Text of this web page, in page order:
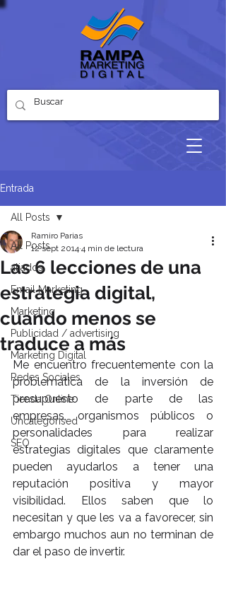
Entrada
All Posts
aliados
Email Marketing
Marketing
Publicidad / advertising
Marketing Digital
Redes Sociales
Tienda Online
Uncategorised
SEO
All Posts
Las 6 lecciones de una
estrategia digital,
cuando menos se
traduce a más
Ramiro Parias
12 sept 2014 4 min de lectura
Me encuentro frecuentemente con la
problemática de la inversión de
presupuesto de parte de las
empresas, organismos públicos o
personalidades para realizar
estrategias digitales que claramente
pueden ayudarlos a tener una
reputación positiva y mayor
visibilidad. Ellos saben que lo
necesitan y que les va a favorecer, sin
embargo muchos aun no terminan de
dar el paso de invertir.